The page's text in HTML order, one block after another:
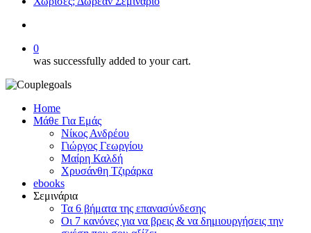
0
was successfully added to your cart.
Home
Μάθε Για Εμάς
Νίκος Ανδρέου
Γιώργος Γεωργίου
Μαίρη Καλδή
Χρυσάνθη Τζιράρκα
ebooks
Σεμινάρια
Τα 6 βήματα της επανασύνδεσης
Οι 7 κανόνες για να βρεις & να δημιουργήσεις την